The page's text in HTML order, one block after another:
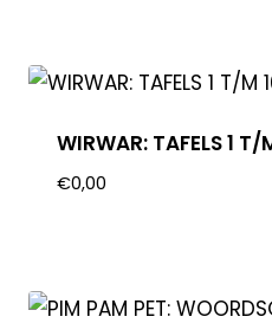
WIRWAR: TAFELS 1 T/
€0,00